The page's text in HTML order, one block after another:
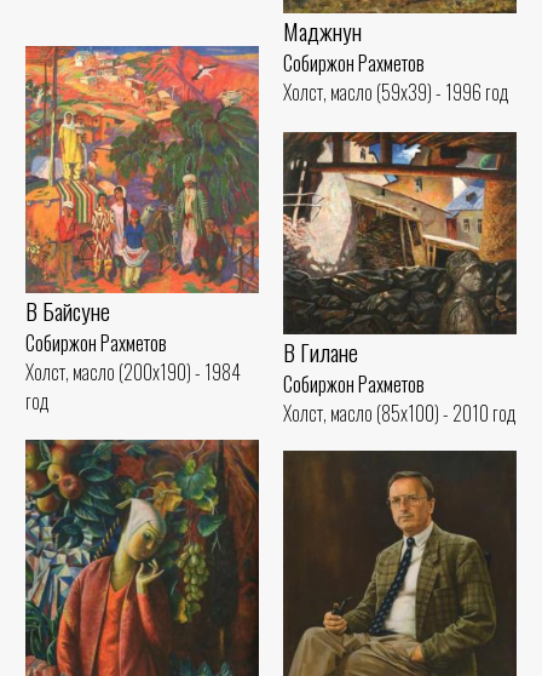
Маджнун
Собиржон Рахметов
Холст, масло (59x39) - 1996 год
В Байсуне
Собиржон Рахметов
Холст, масло (200x190) - 1984
год
В Гилане
Собиржон Рахметов
Холст, масло (85x100) - 2010 год